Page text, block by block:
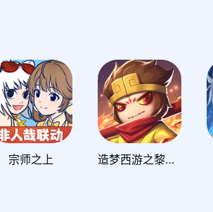
宗师之上 造梦西游之黎尤浩劫篇